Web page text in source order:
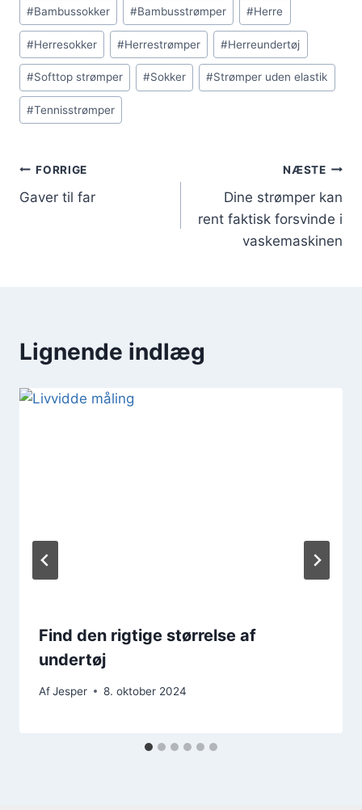
#Bambussokker #Bambusstrømper #Herre
#Herresokker #Herrestrømper #Herreundertøj
#Softtop strømper #Sokker #Strømper uden elastik
#Tennisstrømper
Indlægsnavigation
FORRIGE
Gaver til far
NÆSTE
Dine strømper kan
rent faktisk forsvinde i
vaskemaskinen
Lignende indlæg
Find den rigtige størrelse af
undertøj
AfJesper 8. oktober 2024